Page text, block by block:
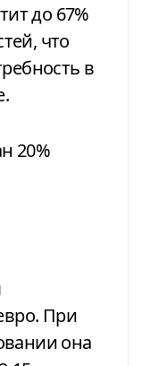
до 67%
что
в
20%
При
она